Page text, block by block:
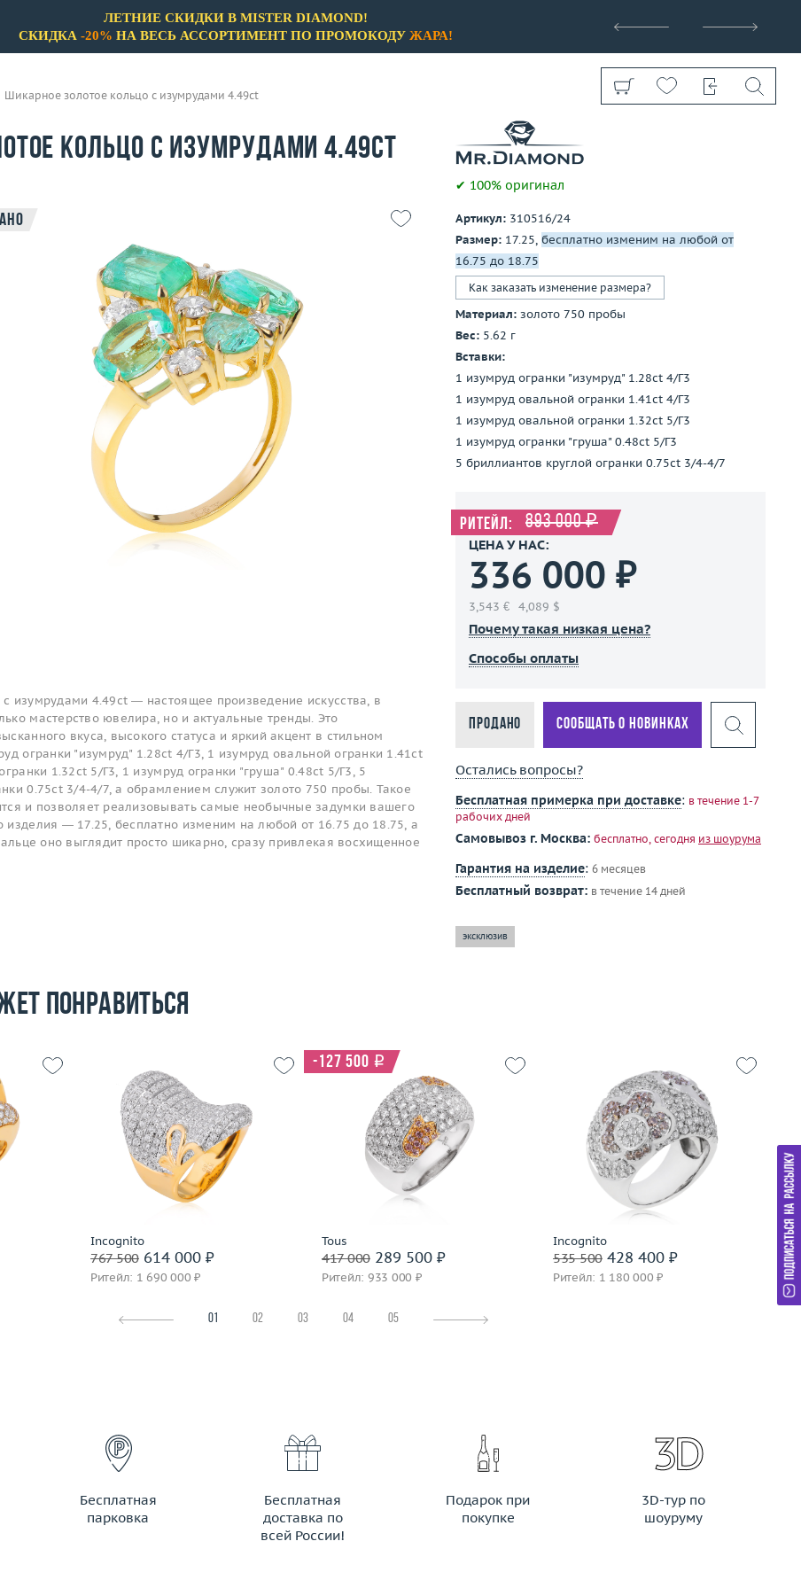
ЛЕТНИЕ СКИДКИ В MISTER DIAMOND!
СКИДКА -20% НА ВЕСЬ АССОРТИМЕНТ ПО ПРОМОКОДУ ЖАРА!
Показать все
Шикарное золотое кольцо с изумрудами 4.49ct
кольцо с изумрудами 4.49ct
изумрудами 4.49ct — настоящее произведение искусства, в
мастерство ювелира, но и актуальные тренды. Это
вкуса, высокого статуса и яркий акцент в стильном
огранки "изумруд" 1.28ct 4/Г3, 1 изумруд овальной огранки 1.41ct
1.32ct 5/Г3, 1 изумруд огранки "груша" 0.48ct 5/Г3, 5
0.75ct 3/4-4/7, а обрамлением служит золото 750 пробы. Такое
и позволяет реализовывать самые необычные задумки вашего
изделия — 17.25, бесплатно изменим на любой от 16.75 до 18.75, а
оно выглядит просто шикарно, сразу привлекая восхищенное
✔ 100% оригинал
Артикул: 310516/24
Размер: 17.25, бесплатно изменим на любой от
16.75 до 18.75
Как заказать изменение размера?
Материал: золото 750 пробы
Вес: 5.62 г
Вставки:
1 изумруд огранки "изумруд" 1.28ct 4/Г3
1 изумруд овальной огранки 1.41ct 4/Г3
1 изумруд овальной огранки 1.32ct 5/Г3
1 изумруд огранки "груша" 0.48ct 5/Г3
5 бриллиантов круглой огранки 0.75ct 3/4-4/7
Ритейл: 893 000 ₽
ЦЕНА У НАС:
336 000 ₽
3,543 € 4,089 $
Почему такая низкая цена?
Способы оплаты
Продано Сообщать о новинках
Остались вопросы?
Бесплатная примерка при доставке: в течение 1-7
рабочих дней
Самовывоз г. Москва: бесплатно, сегодня из шоурума
Гарантия на изделие: 6 месяцев
Бесплатный возврат: в течение 14 дней
эксклюзив
понравиться
14.88
пробы
Incognito
767 500614 000 ₽
Ритейл: 1 690 000 ₽
Размер
Вес (г)
Материал
золото 750 пробы
Подробнее
Tous
417 000289 500 ₽
Ритейл: 933 000 ₽
-127 500 i
Размер
Материал
золото 750 пробы
Подробнее
Incognito
535 500428 400 ₽
Ритейл: 1 180 000 ₽
Размер
17.25
Вес (г)
18.34
Материал
золото 750 пробы
Подробнее
1
01 02 03 04 05
Бесплатная
парковка
Бесплатная
доставка по
всей России!
Подарок при
покупке
3D-тур по
шоуруму